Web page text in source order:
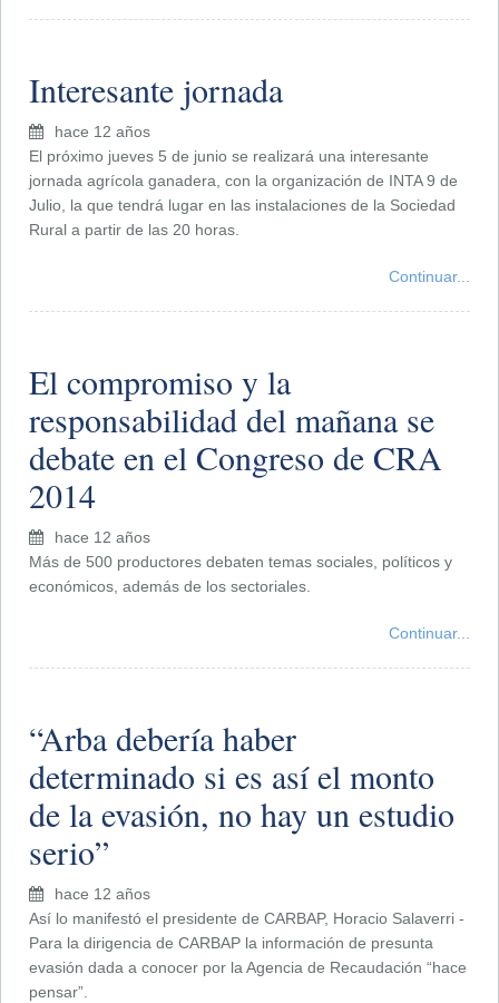
Interesante jornada
hace 12 años
El próximo jueves 5 de junio se realizará una interesante
jornada agrícola ganadera, con la organización de INTA 9 de
Julio, la que tendrá lugar en las instalaciones de la Sociedad
Rural a partir de las 20 horas.
Continuar...
El compromiso y la
responsabilidad del mañana se
debate en el Congreso de CRA
2014
hace 12 años
Más de 500 productores debaten temas sociales, políticos y
económicos, además de los sectoriales.
Continuar...
“Arba debería haber
determinado si es así el monto
de la evasión, no hay un estudio
serio”
hace 12 años
Así lo manifestó el presidente de CARBAP, Horacio Salaverri -
Para la dirigencia de CARBAP la información de presunta
evasión dada a conocer por la Agencia de Recaudación “hace
pensar”.